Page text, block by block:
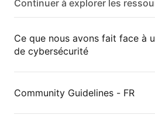
Continuer à explorer les
Ce que nous avons fait face à
de cybersécurité
Community Guidelines - FR